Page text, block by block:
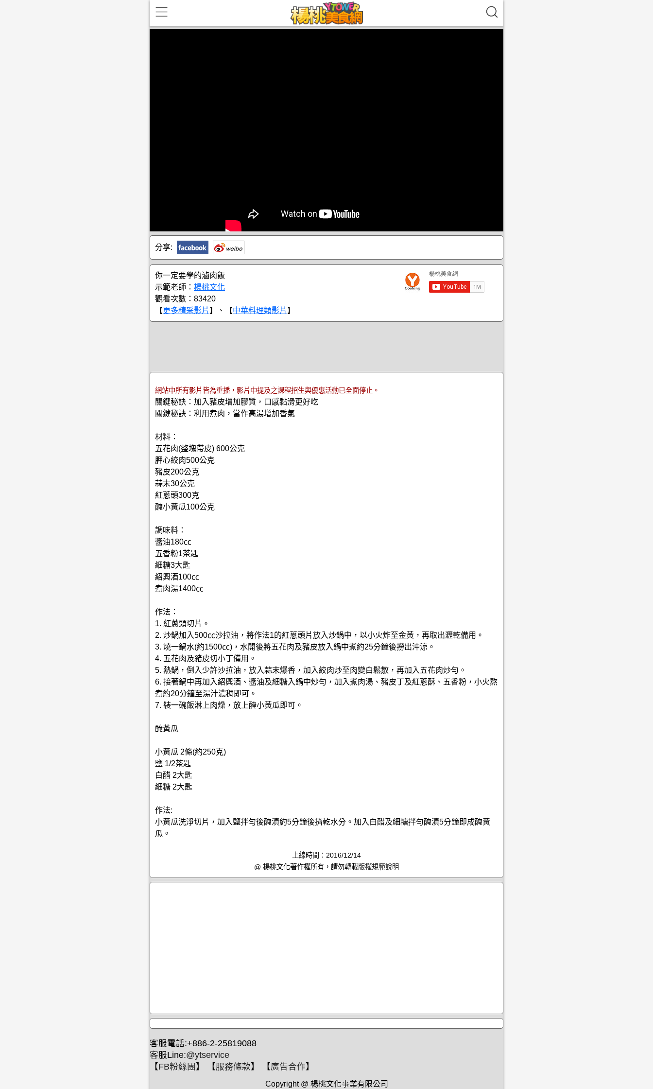
分享:
你一定要學的滷肉飯
示範老師： 楊桃文化
觀看次數：83420
【更多精采影片 】、【中華料理類影片 】
網站中所有影片皆為重播，影片中提及之課程招生與優惠活動已全面停止。
關鍵秘訣：加入豬皮增加膠質，口感黏滑更好吃
關鍵秘訣：利用煮肉，當作高湯增加香氣
材料：
五花肉(整塊帶皮) 600公克
胛心絞肉500公克
豬皮200公克
蒜末30公克
紅蔥頭300克
醃小黃瓜100公克
調味料：
醬油180㏄
五香粉1茶匙
細糖3大匙
紹興酒100㏄
煮肉湯1400㏄
作法：
1. 紅蔥頭切片。
2. 炒鍋加入500㏄沙拉油，將作法1的紅蔥頭片放入炒鍋中，以小火炸至金黃，再取出瀝乾備用。
3. 燒一鍋水(約1500㏄)，水開後將五花肉及豬皮放入鍋中煮約25分鐘後撈出沖涼。
4. 五花肉及豬皮切小丁備用。
5. 熱鍋，倒入少許沙拉油，放入蒜末爆香，加入絞肉炒至肉變白鬆散，再加入五花肉炒勻。
6. 接著鍋中再加入紹興酒、醬油及細糖入鍋中炒勻，加入煮肉湯、豬皮丁及紅蔥酥、五香粉，小火熬
煮約20分鐘至湯汁濃稠即可。
7. 裝一碗飯淋上肉燥，放上醃小黃瓜即可。
醃黃瓜
小黃瓜 2條(約250克)
鹽 1/2茶匙
白醋 2大匙
細糖 2大匙
作法:
小黃瓜洗淨切片，加入鹽拌勻後醃漬約5分鐘後擠乾水分。加入白醋及細糖拌勻醃漬5分鐘即成醃黃
瓜。
上線時間：2016/12/14
@ 楊桃文化著作權所有，請勿轉載版權規範說明
客服電話:+886-2-25819088
客服Line:@ytservice
【FB粉絲團 】 【服務條款】 【廣告合作】
Copyright @ 楊桃文化事業有限公司